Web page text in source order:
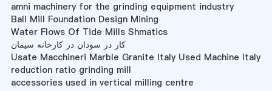
amni machinery for the grinding equipment industry
Ball Mill Foundation Design Mining
Water Flows Of Tide Mills Shmatics
کار در سودان در کارخانه سیمان
Usate Macchineri Marble Granite Italy Used Machine Italy
reduction ratio grinding mill
accessories used in vertical milling centre